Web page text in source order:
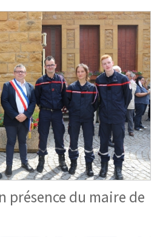
présence du maire de